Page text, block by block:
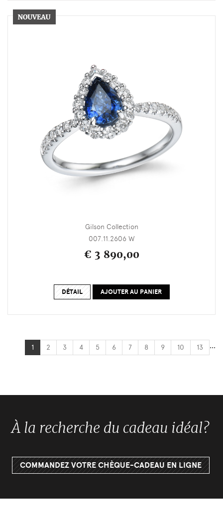
Gilson Collection
007.11.2606 W
€ 3 890,00
DÉTAIL AJOUTER AU PANIER
1 2 3 4 5 6 7 8 9 10 ...
13
À la recherche du cadeau idéal?
COMMANDEZ VOTRE CHÈQUE-CADEAU EN LIGNE